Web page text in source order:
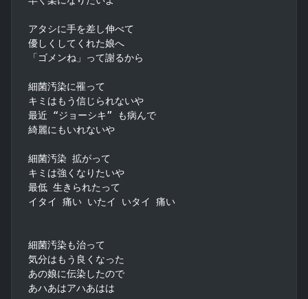
アタシに手を差し伸べて
優しくしてくれた娘へ
「ゴメンね」って謝るから
細菌汚染に罹って
キミはもう信じられないや
最近 “ジョーシキ” も病んで
綺麗にもいれないや
細菌汚染 拡がって
キミは強くなりたいや
最低 生きられたって
イタイ 痛い いたイ いタイ 痛い
細菌汚染も治って
気分はもう良くなった
あの娘に伝染したので
あハあはアハあはは